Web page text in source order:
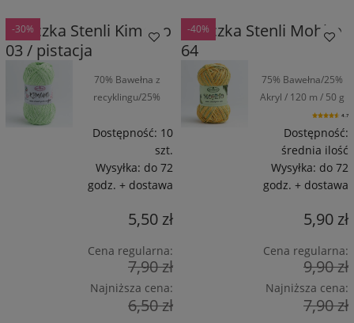
Włóczka Stenli Kimono
03 / pistacja
70% Bawełna z
recyklingu/25%
Poliamid / 160 m /
Dostępność: 10
szt.
Wysyłka: do 72
godz. + dostawa
5,50 zł
Cena regularna:
7,90 zł
Najniższa cena:
6,50 zł
-30%
Włóczka Stenli Mohito
64
75% Bawełna/25%
Akryl / 120 m / 50 g
4.7
Dostępność:
średnia ilość
Wysyłka: do 72
godz. + dostawa
5,90 zł
Cena regularna:
9,90 zł
Najniższa cena:
7,90 zł
-40%